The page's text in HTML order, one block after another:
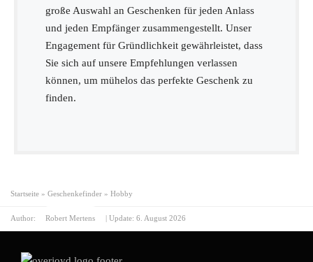
große Auswahl an Geschenken für jeden Anlass
und jeden Empfänger zusammengestellt. Unser
Engagement für Gründlichkeit gewährleistet, dass
Sie sich auf unsere Empfehlungen verlassen
können, um mühelos das perfekte Geschenk zu
finden.
Startseite » Geschenkefinder » Hobby
Author: Robert Mertens | Update: 6. August 2026